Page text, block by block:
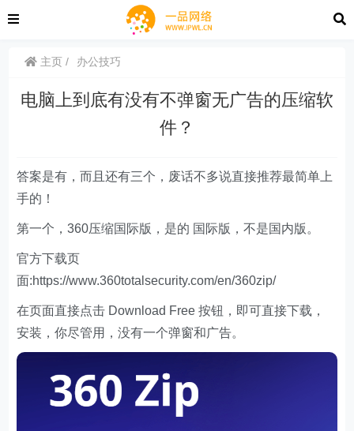
主页 办公技巧
电脑上到底有没有不弹窗无广告的压缩软
件？
答案是有，而且还有三个，废话不多说直接推荐最简单上
手的！
第一个，360压缩国际版，是的 国际版，不是国内版。
官方下载页
面:https://www.360totalsecurity.com/en/360zip/
在页面直接点击 Download Free 按钮，即可直接下载，
安装，你尽管用，没有一个弹窗和广告。